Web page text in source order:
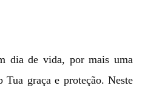
dia de vida, por mais uma
graça e proteção. Neste